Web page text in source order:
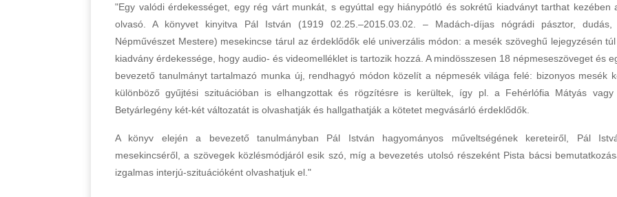
"Egy valódi érdekességet, egy rég várt munkát, s egyúttal egy hiánypótló és sokrétű kiadványt tarthat kezében
olvasó. A könyvet kinyitva Pál István (1919 02.25.–2015.03.02. – Madách-díjas nógrádi pásztor,
Népművészet Mestere) mesekincse tárul az érdeklődők elé univerzális módon: a mesék szöveghű lejegyzésén
kiadvány érdekessége, hogy audio- és videomelléklet is tartozik hozzá. A mindösszesen 18 népmeseszöveget és
bevezető tanulmányt tartalmazó munka új, rendhagyó módon közelít a népmesék világa felé: bizonyos mesék
különböző gyűjtési szituációban is elhangzottak és rögzítésre is kerültek, így pl. a Fehérlófia Mátyás
Betyárlegény két-két változatát is olvashatják és hallgathatják a kötetet megvásárló érdeklődők.
A könyv elején a bevezető tanulmányban Pál István hagyományos műveltségének kereteiről, Pál
mesekincséről, a szövegek közlésmódjáról esik szó, míg a bevezetés utolsó részeként Pista bácsi
izgalmas interjú-szituációként olvashatjuk el."